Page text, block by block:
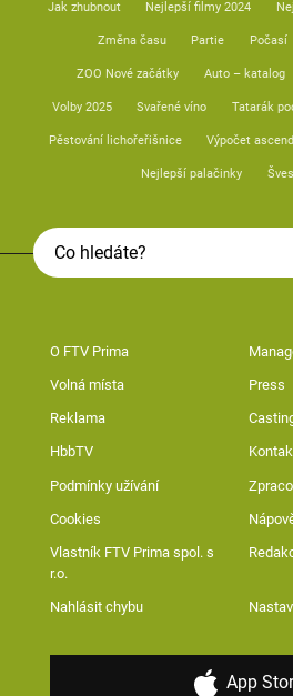
Jak zhubnout Nejlepší filmy 2024
Změna času Partie Počasí
ZOO Nové začátky Auto – katalog
Volby 2025 Svařené víno Tatarák
Pěstování lichořeřišnice Výpočet
Nejlepší palačinky
O FTV Prima
Volná místa Press
Reklama
HbbTV
Podmínky užívání
Cookies
Vlastník FTV Prima spol. s
r.o.
Nahlásit chybu
App